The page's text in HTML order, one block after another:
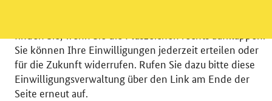
Sie können Ihre Einwilligungen jederzeit erteilen oder
für die Zukunft widerrufen. Rufen Sie dazu bitte diese
Einwilligungsverwaltung über den Link am Ende der
Seite erneut auf.